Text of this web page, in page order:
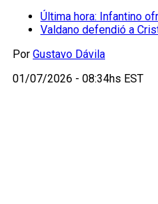
Última hora: Infantino
Valdano defendió a
Por Gustavo Dávila
01/07/2026 - 08:34hs EST